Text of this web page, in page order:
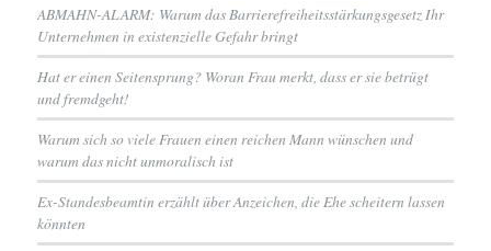
ABMAHN-ALARM: Warum das Barrierefreiheitsstärkungsgesetz Ihr
Unternehmen in existenzielle Gefahr bringt
Hat er einen Seitensprung? Woran Frau merkt, dass er sie betrügt
und fremdgeht!
Warum sich so viele Frauen einen reichen Mann wünschen und
warum das nicht unmoralisch ist
Ex-Standesbeamtin erzählt über Anzeichen, die Ehe scheitern lassen
könnten